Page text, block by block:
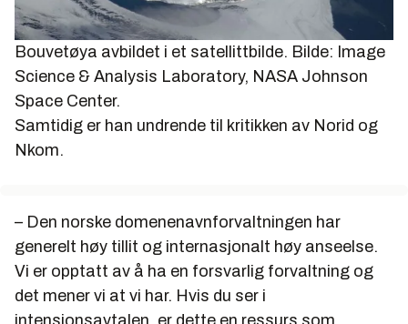
Bouvetøya avbildet i et satellittbilde. Bilde: Image
Science & Analysis Laboratory, NASA Johnson
Space Center.
Samtidig er han undrende til kritikken av Norid og
Nkom.
– Den norske domenenavnforvaltningen har
generelt høy tillit og internasjonalt høy anseelse.
Vi er opptatt av å ha en forsvarlig forvaltning og
det mener vi at vi har. Hvis du ser i